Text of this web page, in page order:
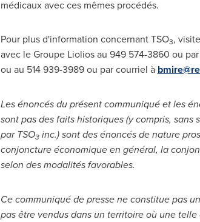
médicaux avec ces mêmes procédés.
Pour plus d'information concernant TSO3,
avec le Groupe Liolios au 949 574-3860 ou
ou au 514 939-3989 ou par courriel à
Les énoncés du présent communiqué et les
sont pas des faits historiques (y compris,
par TSO3inc.) sont des énoncés de nature
conjoncture économique en général, la
selon des modalités favorables.
Ce communiqué de presse ne constitue pas
pas être vendus dans un territoire où une